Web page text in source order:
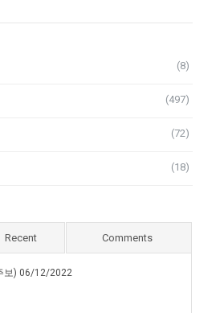
(8)
(497)
(72)
(18)
Recent Comments
보) 06/12/2022